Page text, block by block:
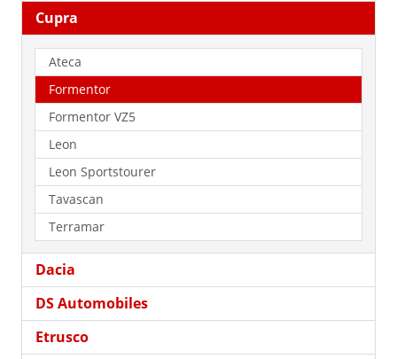
Cupra
Ateca
Formentor
Formentor VZ5
Leon
Leon Sportstourer
Tavascan
Terramar
Dacia
DS Automobiles
Etrusco